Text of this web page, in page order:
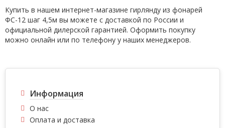
Купить в нашем интернет-магазине гирлянду из фонарей
ФС-12 шаг 4,5м вы можете с доставкой по России и
официальной дилерской гарантией. Оформить покупку
можно онлайн или по телефону у наших менеджеров.
Информация
О нас
Оплата и доставка